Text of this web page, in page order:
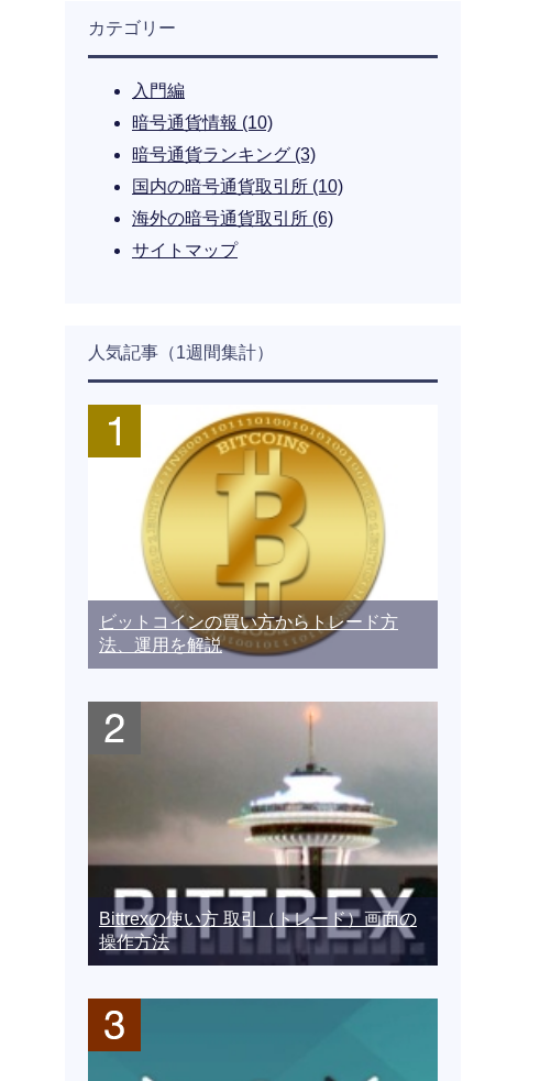
カテゴリー
入門編
暗号通貨情報 (10)
暗号通貨ランキング (3)
国内の暗号通貨取引所 (10)
海外の暗号通貨取引所 (6)
サイトマップ
人気記事（1週間集計）
ビットコインの買い方からトレード方
法、運用を解説
Bittrexの使い方 取引（トレード）画面の
操作方法